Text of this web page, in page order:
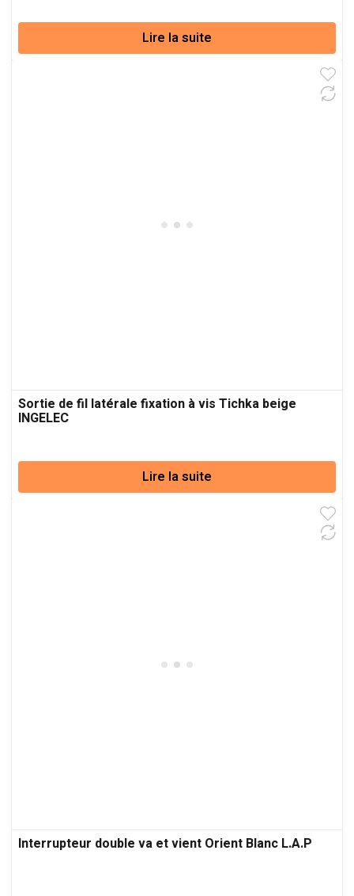
Lire la suite
Sortie de fil latérale fixation à vis Tichka beige
INGELEC
Lire la suite
Interrupteur double va et vient Orient Blanc L.A.P